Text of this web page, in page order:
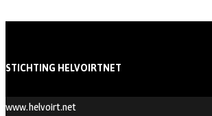
STICHTING HELVOIRTNET
www.helvoirt.net